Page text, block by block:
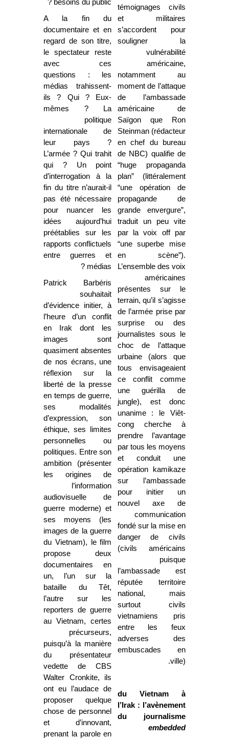
témoignages civils
et militaires
s’accordent pour
souligner la
vulnérabilité
américaine,
notamment au
moment de l’attaque
de l’ambassade
américaine de
Saïgon que Ron
Steinman (rédacteur
en chef du bureau
de NBC) qualifie de
“huge propaganda
plan” (littéralement
“une opération de
propagande de
grande envergure”,
traduit un peu vite
par la voix off par
“une superbe mise
en scène”).
L’ensemble des voix
américaines
présentes sur le
terrain, qu’il s’agisse
de l’armée prise par
surprise ou des
journalistes sous le
choc de l’attaque
urbaine (alors que
tous envisageaient
ce conflit comme
une guérilla de
jungle), est donc
unanime : le Viêt-
cong cherche à
prendre l’avantage
par tous les moyens
et conduit une
opération kamikaze
sur l’ambassade
pour initier un
nouvel axe de
communication
fondé sur la mise en
danger de civils
(civils américains
puisque
l’ambassade est
réputée territoire
national, mais
surtout civils
vietnamiens pris
entre les feux
adverses des
embuscades en
ville).
du Vietnam à
l’Irak : l’avènement
du journalisme
embedded
besoins du public ?
A la fin du
documentaire et en
regard de son titre,
le spectateur reste
avec ces
questions : les
médias trahissent-
ils ? Qui ? Eux-
mêmes ? La
politique
internationale de
leur pays ?
L’armée ? Qui trahit
qui ? Un point
d’interrogation à la
fin du titre n’aurait-il
pas été nécessaire
pour nuancer les
idées aujourd’hui
préétablies sur les
rapports conflictuels
entre guerres et
médias ?
Patrick Barbéris
souhaitait
d’évidence initier, à
l’heure d’un conflit
en Irak dont les
images sont
quasiment absentes
de nos écrans, une
réflexion sur la
liberté de la presse
en temps de guerre,
ses modalités
d’expression, son
éthique, ses limites
personnelles ou
politiques. Entre son
ambition (présenter
les origines de
l’information
audiovisuelle de
guerre moderne) et
ses moyens (les
images de la guerre
du Vietnam), le film
propose deux
documentaires en
un, l’un sur la
bataille du Têt,
l’autre sur les
reporters de guerre
au Vietnam, certes
précurseurs,
puisqu’à la manière
du présentateur
vedette de CBS
Walter Cronkite, ils
ont eu l’audace de
proposer quelque
chose de personnel
et d’innovant,
prenant la parole en